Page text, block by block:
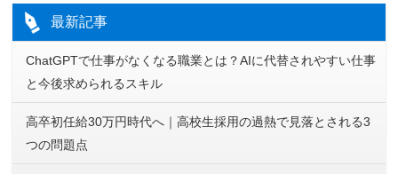
最新記事
ChatGPTで仕事がなくなる職業とは？AIに代替されやすい仕事
と今後求められるスキル
高卒初任給30万円時代へ｜高校生採用の過熱で見落とされる3
つの問題点